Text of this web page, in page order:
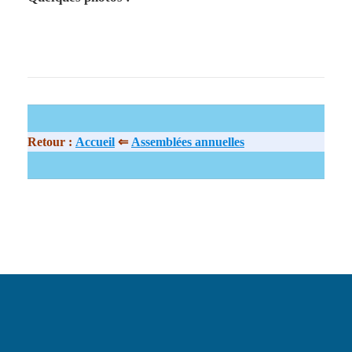
Retour : Accueil ⇐Assemblées annuelles